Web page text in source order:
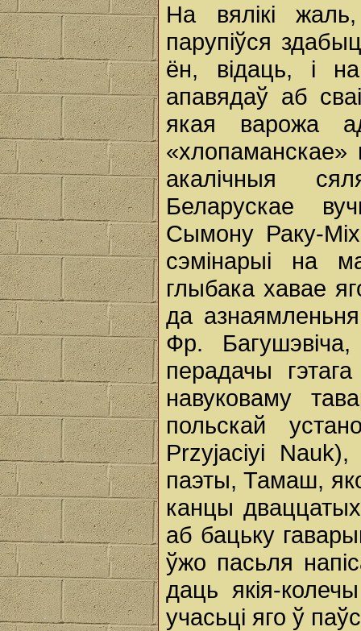
На вялікі
парупіўся
ён, відаць, і
апавядаў аб
якая варожа
акалічныя
Беларускае
Сымону Раку-
сэмінарыі на
глыбака хавае
да
Фр.
перадачы
навуковаму
польскай
Рrzyjacіуі
паэты, Тамаш,
канцы
аб бацьку
ўжо пасьля
даць якія-
учасьці яго ў